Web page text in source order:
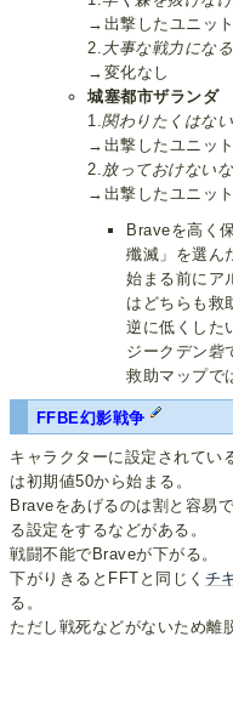
→出撃したユニッ
2. 大事な戦力にな
→変化なし
城塞都市ザランダ
1.関わりたくはな
→出撃したユニッ
2.放っておけないな
→出撃したユニッ
Braveを高く
殲滅」を選ん
始まる前にア
はどちらも救
逆に低くした
ジークデン砦
救助マップで
FFBE幻影戦争
キャラクターに設定されてい
は初期値50から始まる。
Braveをあげるのは割と容易
る設定をするなどがある。
戦闘不能でBraveが下がる。
下がりきるとFFTと同じく チ
る。
ただし戦死などがないため離